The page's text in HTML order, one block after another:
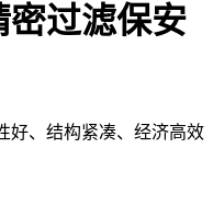
密过滤保安
好、结构紧凑、经济高效